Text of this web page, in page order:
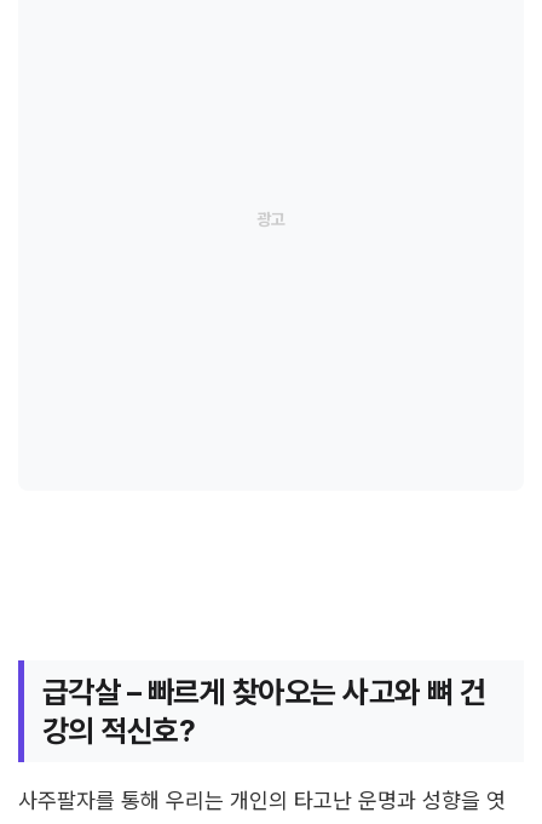
급각살 – 빠르게 찾아오는 사고와 뼈 건
강의 적신호?
사주팔자를 통해 우리는 개인의 타고난 운명과 성향을 엿